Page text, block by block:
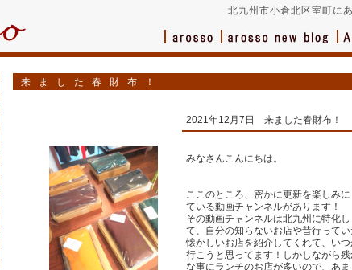
北九州市小倉北区室町に
来ました春財布！
2021年12月7日 来ました春財布！
みなさんこんにちは。
ここのところ、密かに更新を楽しみに
ている動画チャンネルがあります！
その動画チャンネルは北九州に特化し
て、自分の知らないお店や昔行ってい
懐かしいお店を紹介してくれて、い
行こうと思ってます！しかしながら
な事にランチのお店が多いので、あま